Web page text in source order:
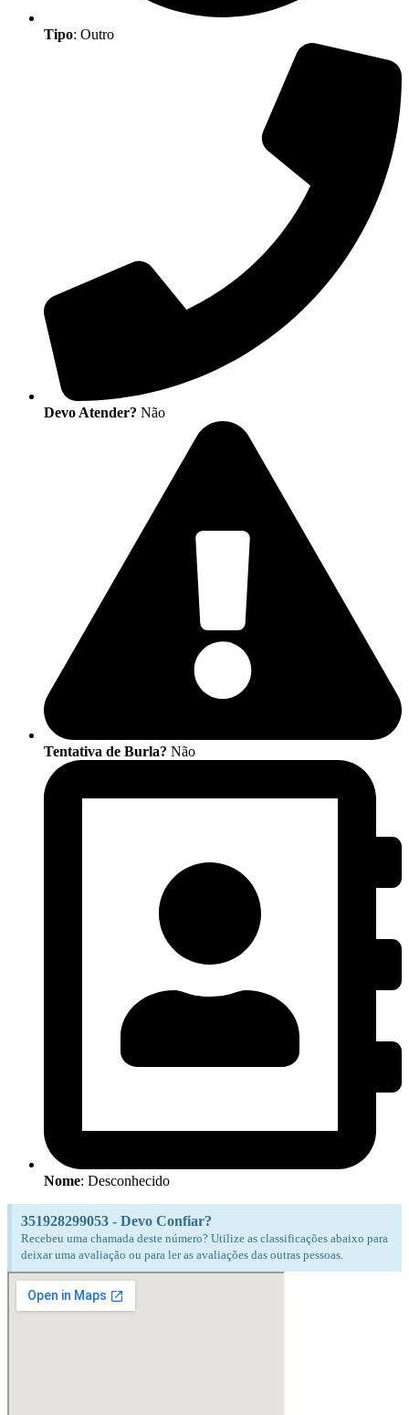
Tipo: Outro
Devo Atender? Não
Tentativa de Burla? Não
Nome: Desconhecido
351928299053 - Devo Confiar?
Recebeu uma chamada deste número? Utilize as classificações abaixo para
deixar uma avaliação ou para ler as avaliações das outras pessoas.